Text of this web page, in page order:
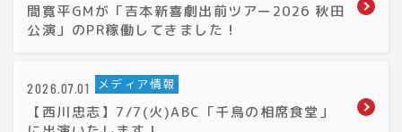
間寛平GMが「吉本新喜劇出前ツアー2026 秋田
公演」のPR稼働してきました！
2026.07.01 メディア情報
【西川忠志】7/7(火)ABC「千鳥の相席食堂」